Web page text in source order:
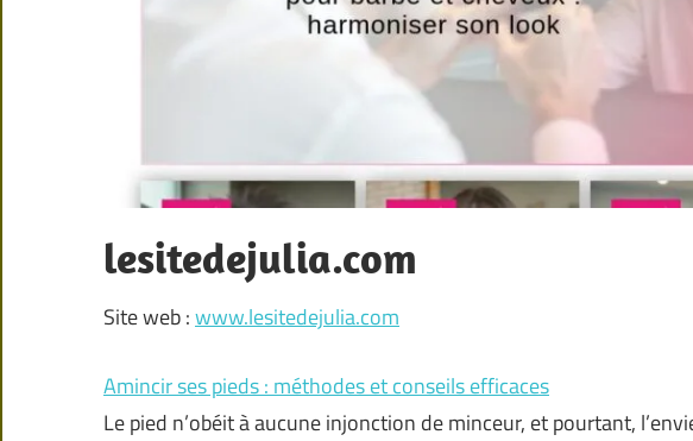
lesitedejulia.com
Site web :www.lesitedejulia.com
Amincir ses pieds : méthodes et conseils efficaces
Le pied n’obéit à aucune injonction de minceur, et pourtant,